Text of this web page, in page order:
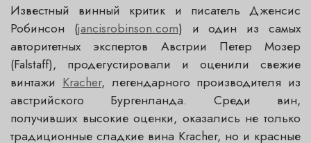
Известный винный критик и писатель Дженсис
Робинсон (jancisrobinson.com) и один из самых
авторитетных экспертов Австрии Петер Мозер
(Falstaff), продегустировали и оценили свежие
винтажи Kracher, легендарного производителя из
австрийского Бургенланда. Среди вин,
получивших высокие оценки, оказались не только
традиционные сладкие вина Kracher, но и красные